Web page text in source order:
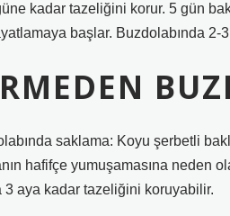
kadar tazeliğini korur. 5 gün
başlar. Buzdolabında 2-3
saklama: Koyu şerbetli
hafifçe yumuşamasına neden
3 aya kadar tazeliğini koruyabilir.